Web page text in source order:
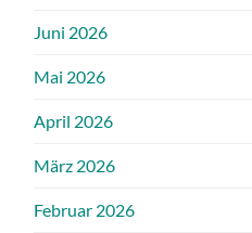
Juni 2026
Mai 2026
April 2026
März 2026
Februar 2026